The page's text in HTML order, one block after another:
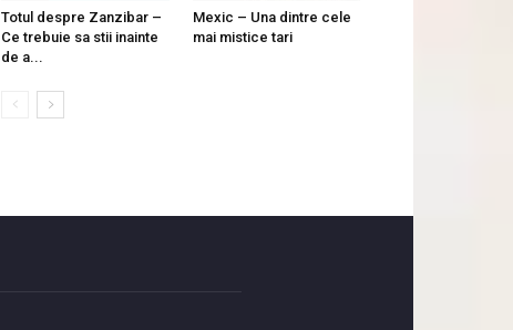
Totul despre Zanzibar –
Ce trebuie sa stii inainte
de a...
Mexic – Una dintre cele
mai mistice tari